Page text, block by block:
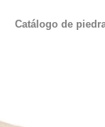
Catálogo de